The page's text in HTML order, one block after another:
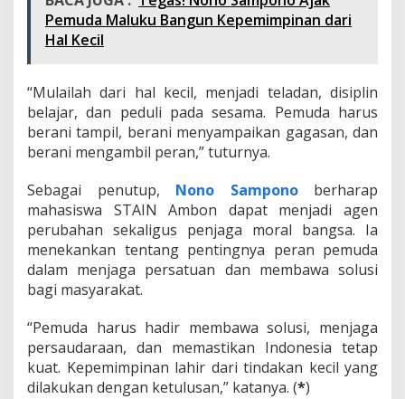
Pemuda Maluku Bangun Kepemimpinan dari
Hal Kecil
“Mulailah dari hal kecil, menjadi teladan, disiplin
belajar, dan peduli pada sesama. Pemuda harus
berani tampil, berani menyampaikan gagasan, dan
berani mengambil peran,” tuturnya.
Sebagai penutup, Nono Samponoberharap
mahasiswa STAIN Ambon dapat menjadi agen
perubahan sekaligus penjaga moral bangsa. Ia
menekankan tentang pentingnya peran pemuda
dalam menjaga persatuan dan membawa solusi
bagi masyarakat.
“Pemuda harus hadir membawa solusi, menjaga
persaudaraan, dan memastikan Indonesia tetap
kuat. Kepemimpinan lahir dari tindakan kecil yang
dilakukan dengan ketulusan,” katanya. (*)